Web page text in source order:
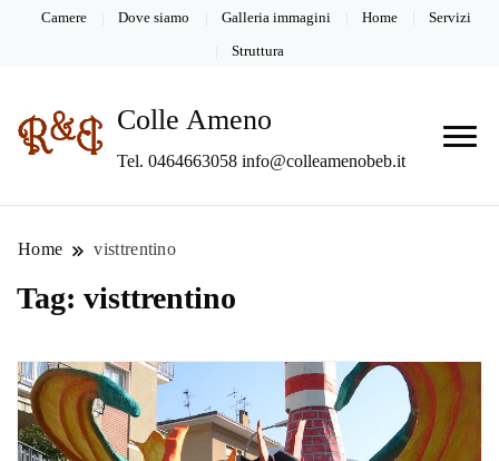
Camere Dove siamo Galleria immagini Home Servizi
Struttura
Colle Ameno
Tel. 0464663058 info@colleamenobeb.it
Home visttrentino
Tag: visttrentino